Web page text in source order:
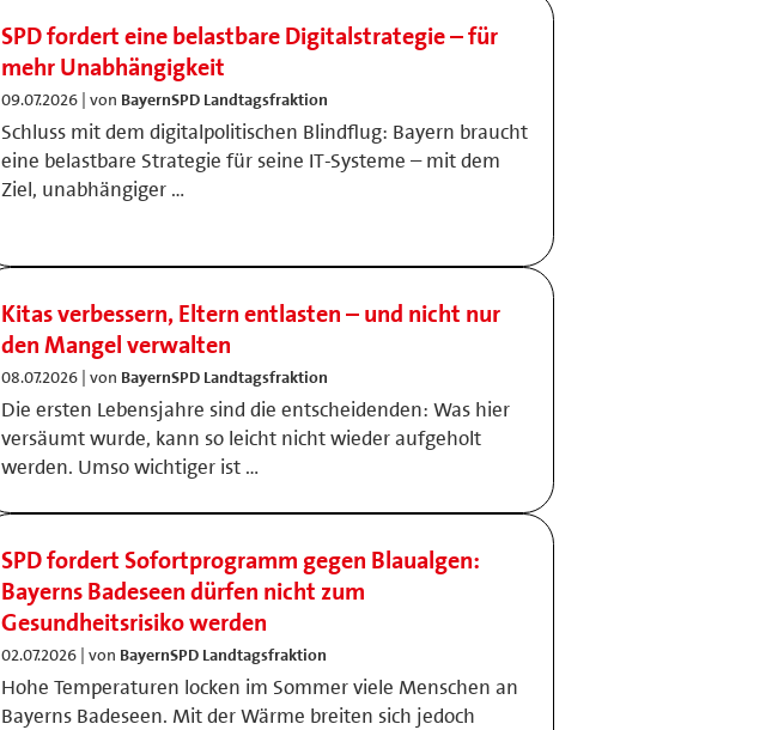
SPD fordert eine belastbare Digitalstrategie – für
mehr Unabhängigkeit
09.07.2026 | von BayernSPD Landtagsfraktion
Schluss mit dem digitalpolitischen Blindflug: Bayern braucht
eine belastbare Strategie für seine IT-Systeme – mit dem
Ziel, unabhängiger …
Kitas verbessern, Eltern entlasten – und nicht nur
den Mangel verwalten
08.07.2026 | von BayernSPD Landtagsfraktion
Die ersten Lebensjahre sind die entscheidenden: Was hier
versäumt wurde, kann so leicht nicht wieder aufgeholt
werden. Umso wichtiger ist …
SPD fordert Sofortprogramm gegen Blaualgen:
Bayerns Badeseen dürfen nicht zum
Gesundheitsrisiko werden
02.07.2026 | von BayernSPD Landtagsfraktion
Hohe Temperaturen locken im Sommer viele Menschen an
Bayerns Badeseen. Mit der Wärme breiten sich jedoch